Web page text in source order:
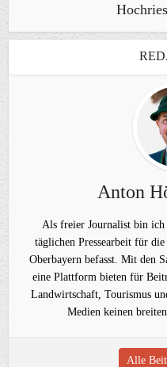
Anton
Als freier Journalist bin ich
täglichen Pressearbeit für
Oberbayern befasst. Mit den
eine Plattform bieten für
Landwirtschaft, Tourismus
Medien keinen
Alle